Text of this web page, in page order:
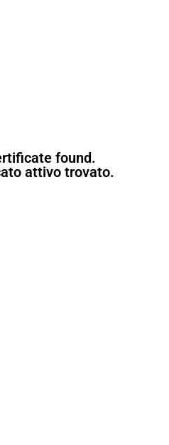
found.
attivo trovato.